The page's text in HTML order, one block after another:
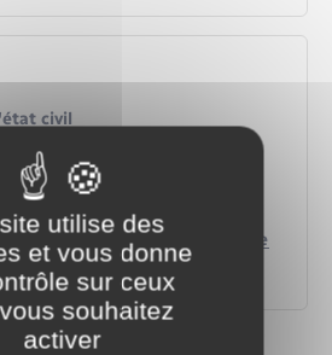
civil
du nom de sa femme
– Élections
: demande de copie intégrale
– Élections
utilise des
et vous donne
sur ceux
souhaitez
activer